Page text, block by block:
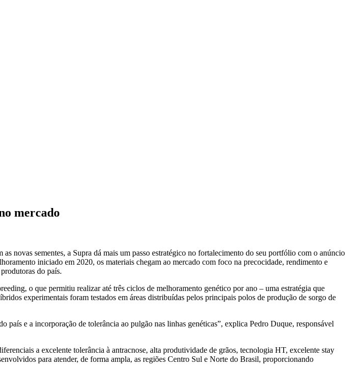
mercado
novas sementes, a Supra dá mais um passo estratégico no fortalecimento do seu portfólio com o anúncio
iniciado em 2020, os materiais chegam ao mercado com foco na precocidade, rendimento e
do país.
o que permitiu realizar até três ciclos de melhoramento genético por ano – uma estratégia que
experimentais foram testados em áreas distribuídas pelos principais polos de produção de sorgo de
país e a incorporação de tolerância ao pulgão nas linhas genéticas”, explica Pedro Duque, responsável
a excelente tolerância à antracnose, alta produtividade de grãos, tecnologia HT, excelente stay
para atender, de forma ampla, as regiões Centro Sul e Norte do Brasil, proporcionando